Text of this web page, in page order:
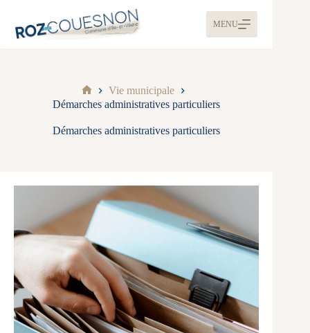
MENU
Vie municipale
Démarches administratives particuliers
Démarches administratives particuliers